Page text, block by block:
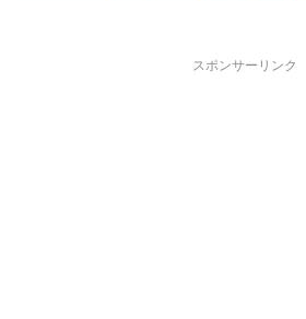
スポンサーリンク